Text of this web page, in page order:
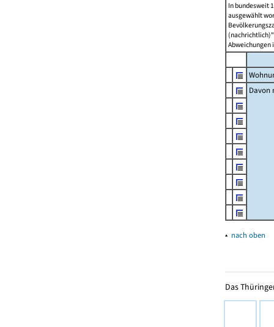
In bundesweit
ausgewählt
Abweichungen
Davon
▴ nach oben
Das